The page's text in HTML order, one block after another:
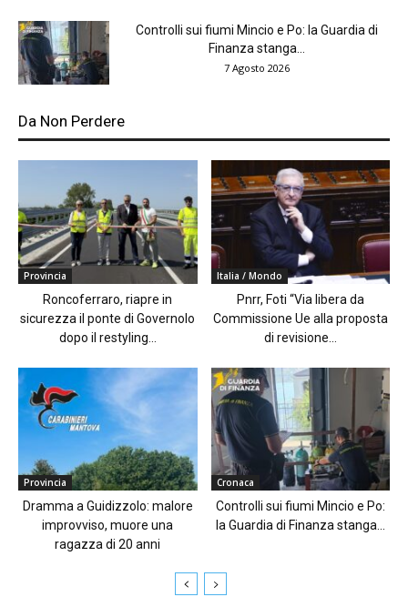
Controlli sui fiumi Mincio e Po: la Guardia di
Finanza stanga...
7 Agosto 2026
Da Non Perdere
Provincia
Roncoferraro, riapre in
sicurezza il ponte di Governolo
dopo il restyling...
Italia / Mondo
Pnrr, Foti “Via libera da
Commissione Ue alla proposta
di revisione...
Provincia
Dramma a Guidizzolo: malore
improvviso, muore una
ragazza di 20 anni
Cronaca
Controlli sui fiumi Mincio e Po:
la Guardia di Finanza stanga...